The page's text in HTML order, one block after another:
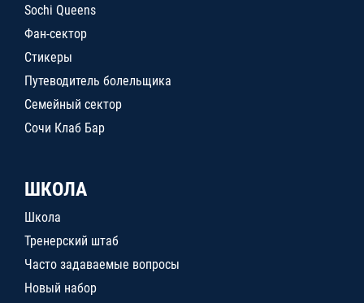
Sochi Queens
Фан-сектор
Стикеры
Путеводитель болельщика
Семейный сектор
Сочи Клаб Бар
ШКОЛА
Школа
Тренерский штаб
Часто задаваемые вопросы
Новый набор